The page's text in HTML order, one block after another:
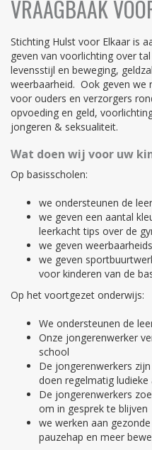
VRAAGBAAK
Stichting Hulst voor Elkaar is
geven van voorlichting over
levensstijl en beweging,
weerbaarheid. Ook geven we
voor ouders en verzorgers
opvoeding en geld,
jongeren & seksualiteit.
Wat doen wij voor uw
Op basisscholen:
we ondersteunen de
we geven een aantal
leerkacht tips over de
we geven
we geven
voor kinderen van de
Op het voortgezet onderwijs:
We ondersteunen de
Onze jongerenwerker
school
De jongerenwerkers
doen regelmatig ludieke
De jongerenwerkers
om in gesprek te blijven
we werken aan
pauzehap en meer